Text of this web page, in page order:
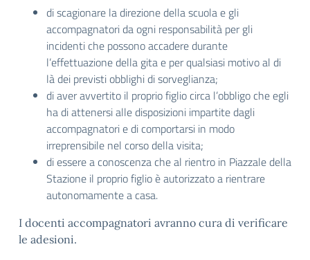
di scagionare la direzione della scuola e gli
accompagnatori da ogni responsabilità per gli
incidenti che possono accadere durante
l’effettuazione della gita e per qualsiasi motivo al di
là dei previsti obblighi di sorveglianza;
di aver avvertito il proprio figlio circa l’obbligo che egli
ha di attenersi alle disposizioni impartite dagli
accompagnatori e di comportarsi in modo
irreprensibile nel corso della visita;
di essere a conoscenza che al rientro in Piazzale della
Stazione il proprio figlio è autorizzato a rientrare
autonomamente a casa.
I docenti accompagnatori avranno cura di verificare
le adesioni.